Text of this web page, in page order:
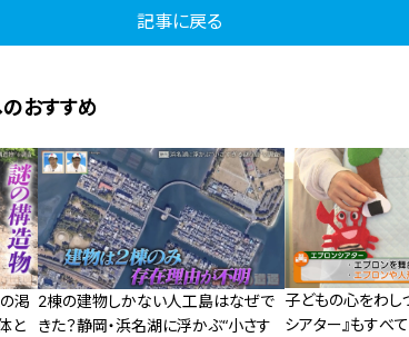
記事に戻る
おすすめ
渇
と
2棟の建物しかない人工島はなぜで
きた？静岡・浜名湖に浮かぶ“小さす
子どもの心をわし
シアター』もすべ